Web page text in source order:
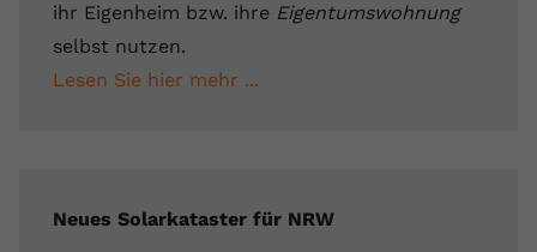
ihr Eigenheim bzw. ihre Eigentumswohnung
selbst nutzen.
Lesen Sie hier mehr ...
Neues Solarkataster für NRW